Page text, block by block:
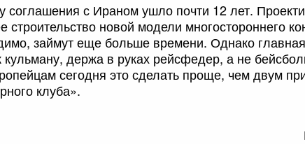
соглашения с Ираном ушло почти 12 лет.
строительство новой модели многостороннего
займут еще больше времени. Однако главная
кульману, держа в руках рейсфедер, а не
сегодня это сделать проще, чем двум
клуба».